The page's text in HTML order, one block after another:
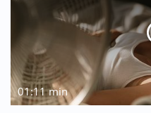
01:11 min